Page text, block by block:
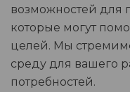
возможностей для
которые могут
целей. Мы
среду для вашего
потребностей.